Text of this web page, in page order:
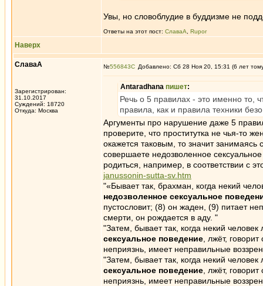
Увы, но словоблудие в буддизме не
Ответы на этот пост: СлаваА Rupor
Наверх
СлаваА
Зарегистрирован:
31.10.2017
Суждений: 18720
Откуда: Москва
№556843 Добавлено: Сб 28 Ноя 20, 15:31 (6 лет
Antaradhana пишет:
Речь о 5 правилах - это именно то,
правила, как и правила техники
Аргументы про нарушение даже 5
проверите, что проститутка не чья-то
окажется таковым, то значит
совершаете недозволенное
родиться, например, в соответствии с
janussonin-sutta-sv.htm
"«Бывает так, брахман, когда некий
недозволенное сексуальное
пустословит; (8) он жаден, (9) питает
смерти, он рождается в аду. "
"Затем, бывает так, когда некий
сексуальное поведение , лжёт,
неприязнь, имеет неправильные
"Затем, бывает так, когда некий
сексуальное поведение , лжёт,
неприязнь, имеет неправильные